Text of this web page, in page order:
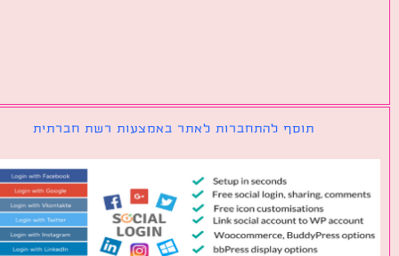
תוסף להתחברות לאתר באמצעות רשת חברתית